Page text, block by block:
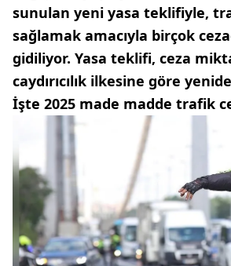
sunulan yeni yasa teklifiyle,
sağlamak amacıyla birçok
gidiliyor. Yasa teklifi, ceza
caydırıcılık ilkesine göre
İşte 2025 made madde trafik